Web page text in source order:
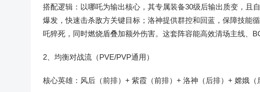
搭配逻辑：以哪吒为输出核心，其专属装备30级后输出质变，且
爆发，快速击杀敌方关键目标；洛神提供群控和回蓝，保障技能
吒猝死，同时燃烧盾叠加额外伤害。这套阵容能高效清场主线、
2、均衡对战流（PVE/PVP通用）
核心英雄：风后（前排）+ 紫霞（前排）+ 洛神（后排）+ 嫦娥（